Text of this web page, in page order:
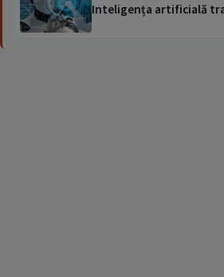
Inteligența artificială